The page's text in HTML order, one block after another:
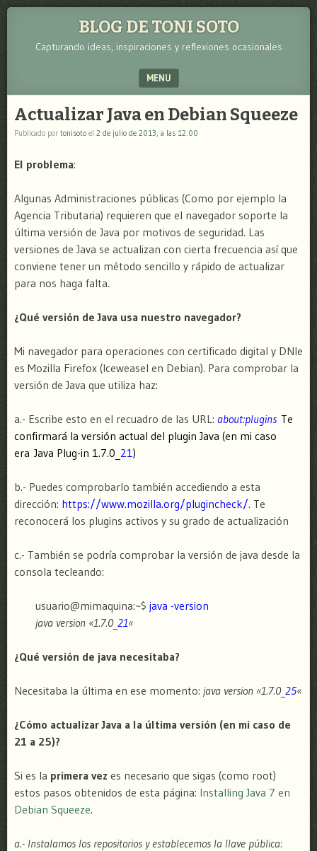
BLOG DE TONI SOTO
Capturando ideas, inspiraciones y reflexiones ocasionales
MENU
Actualizar Java en Debian Squeeze
Publicado por tonisoto el 2 de julio de 2013, a las 12:00
El problema:
Algunas Administraciones públicas (Como por ejemplo la
Agencia Tributaria) requieren que el navegador soporte la
última versión de Java por motivos de seguridad. Las
versiones de Java se actualizan con cierta frecuencia así que
conviene tener un método sencillo y rápido de actualizar
para nos haga falta.
¿Qué versión de Java usa nuestro navegador?
Mi navegador para operaciones con certificado digital y DNIe
es Mozilla Firefox (Iceweasel en Debian). Para comprobar la
versión de Java que utiliza haz:
a.- Escribe esto en el recuadro de las URL: about:plugins Te
confirmará la versión actual del plugin Java (en mi caso
era Java Plug-in 1.7.0_ 21)
b.- Puedes comprobarlo también accediendo a esta
dirección: https://www.mozilla.org/plugincheck/. Te
reconocerá los plugins activos y su grado de actualización
c.- También se podría comprobar la versión de java desde la
consola tecleando:
usuario@mimaquina:~$ java -version
java version «1.7.0_ 21«
¿Qué versión de java necesitaba?
Necesitaba la última en ese momento: java version «1.7.0_ 25«
¿Cómo actualizar Java a la última versión (en mi caso de
21 a 25)?
Si es la primera vez es necesario que sigas (como root)
estos pasos obtenidos de esta página: Installing Java 7 en
Debian Squeeze.
a.- Instalamos los repositorios y establecemos la llave pública: